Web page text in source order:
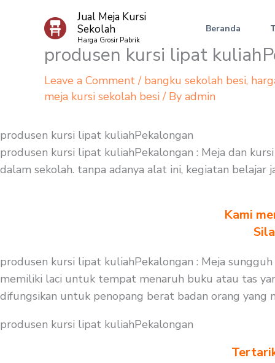
Jual Meja Kursi
Sekolah
Harga Grosir Pabrik
Beranda
produsen kursi lipat
Leave a Comment / bangku sekolah besi,
meja kursi sekolah besi/ By admin
produsen kursi lipat kuliahPekalongan
produsen kursi lipat kuliahPekalongan : Meja dan
dalam sekolah. tanpa adanya alat ini, kegiatan
Kami
produsen kursi lipat kuliahPekalongan : Meja
memiliki laci untuk tempat menaruh buku atau tas
difungsikan untuk penopang berat badan orang yang
produsen kursi lipat kuliahPekalongan